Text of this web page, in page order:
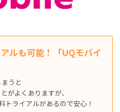
ルも可能！「UQモバイ
うと
がよくありますが、
トライアルがあるので安心！